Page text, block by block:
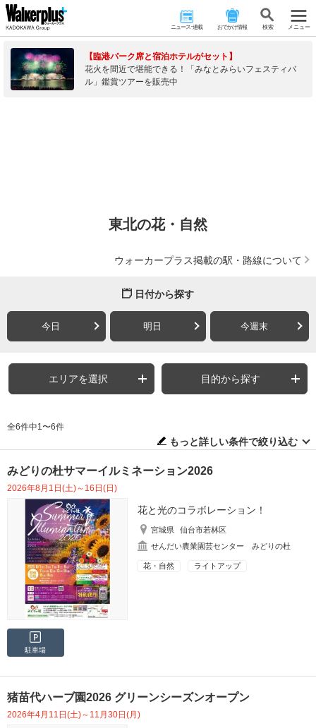
ニュース･連載 おでかけ情報 検 索 メニュー
【臨港パーク席と宿泊ホテルがセット】
花火を間近で堪能できる！「みなとみらいフェスティバ
ル」鑑賞ツアーを販売中
東北の花・自然
ウォーカープラス掲載の駅・路線について
日付から探す
今日 明日 今週末
エリアを選択 目的から探す
全6件中1〜6件
もっと詳しい条件で絞り込む
みどりの杜サマーイルミネーション2026
2026年8月1日(土)～16日(日)
花と光のコラボレーション！
宮城県
仙台市若林区
せんだい農業園芸センター みどりの杜
花・自然 ライトアップ
駐車場
猪苗代ハーブ園2026 グリーンシーズンオープン
2026年4月11日(土)～11月30日(月)